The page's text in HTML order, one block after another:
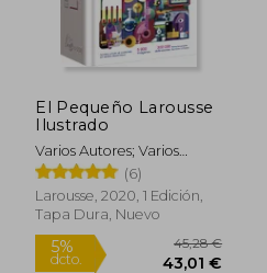
5%
dcto.
15,50 €
El Pequeño Larousse
Ilustrado
Varios Autores; Varios
Autores
(6)
Larousse, 2020, 1 Edición,
Tapa Dura, Nuevo